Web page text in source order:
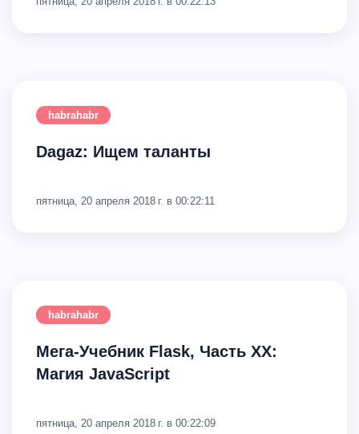
habrahabr
Dagaz: Ищем таланты
пятница, 20 апреля 2018 г. в 00:22:11
habrahabr
Мега-Учебник Flask, Часть XX:
Магия JavaScript
пятница, 20 апреля 2018 г. в 00:22:09